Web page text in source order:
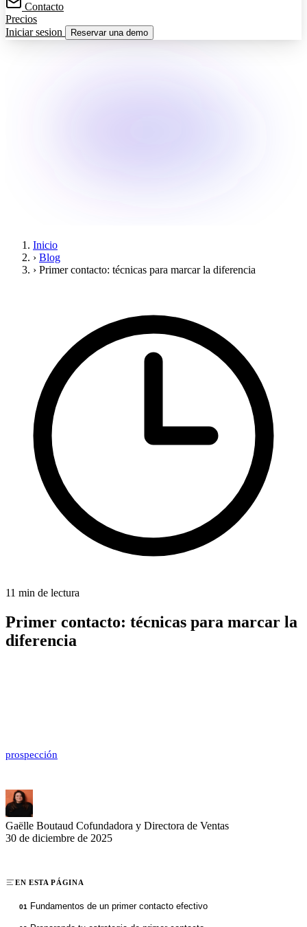
Contacto
Precios
Iniciar sesion
Reservar una demo
Inicio
› Blog
› Primer contacto: técnicas para marcar la diferencia
11 min de lectura
Primer contacto: técnicas para marcar la
diferencia
prospección
Gaëlle Boutaud Cofundadora y Directora de Ventas
30 de diciembre de 2025
EN ESTA PÁGINA
01 Fundamentos de un primer contacto efectivo